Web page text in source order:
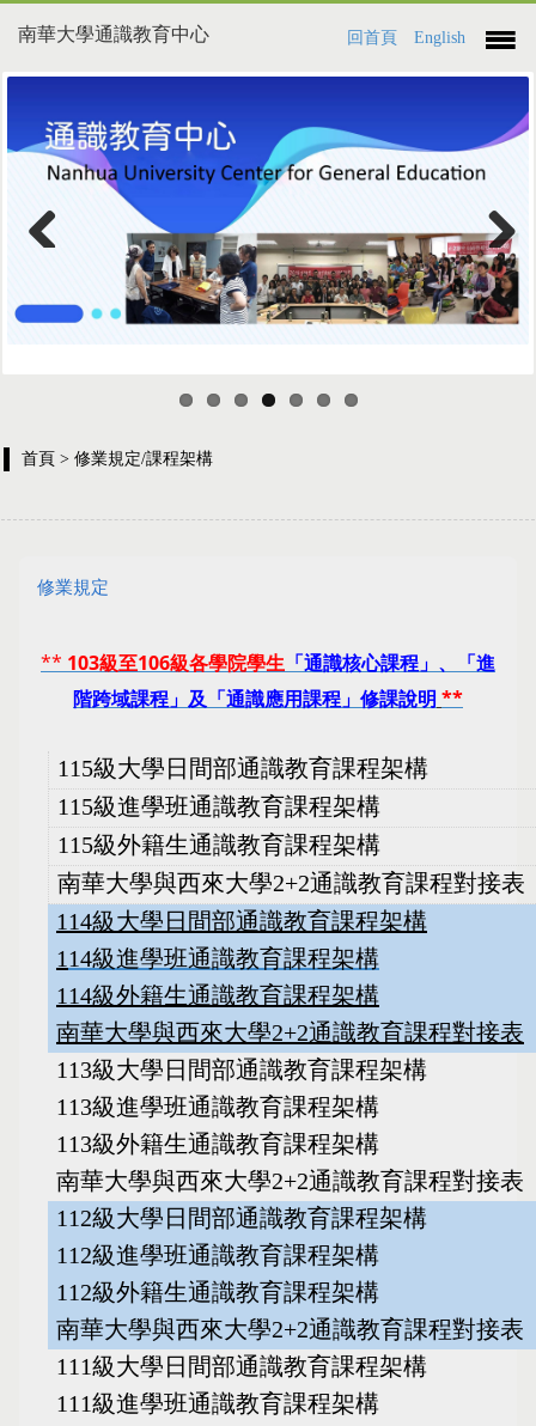
南華大學通識教育中心 回首頁 English
Next
首頁 > 修業規定/課程架構
修業規定
** 103級至106級各學院學生 「通識核心課程」、「進
階跨域課程」及「通識應用課程」修課說明 **
115級大學日間部通識教育課程架構
115級進學班通識教育課程架構
115級外籍生通識教育課程架構
南華大學與西來大學2+2通識教育課程對接表
114級大學日間部通識教育課程架構
114級進學班通識教育課程架構
114級外籍生通識教育課程架構
南華大學與西來大學2+2通識教育課程對接表
113級大學日間部通識教育課程架構
113級進學班通識教育課程架構
113級外籍生通識教育課程架構
南華大學與西來大學2+2通識教育課程對接表
112級大學日間部通識教育課程架構
112級進學班通識教育課程架構
112級外籍生通識教育課程架構
南華大學與西來大學2+2通識教育課程對接表
111級大學日間部通識教育課程架構
111級進學班通識教育課程架構